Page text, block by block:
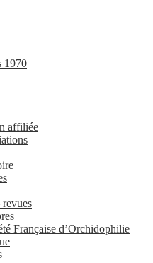
1970
affiliée
revues
Française d’Orchidophilie